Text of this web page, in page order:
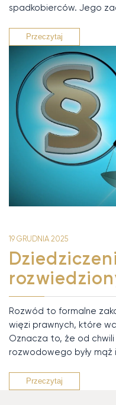
spadkobierców. Jego
Przeczytaj
19 GRUDNIA 2025
Rozwód to formalne
więzi prawnych, które
Oznacza to, że od
rozwodowego były
Przeczytaj